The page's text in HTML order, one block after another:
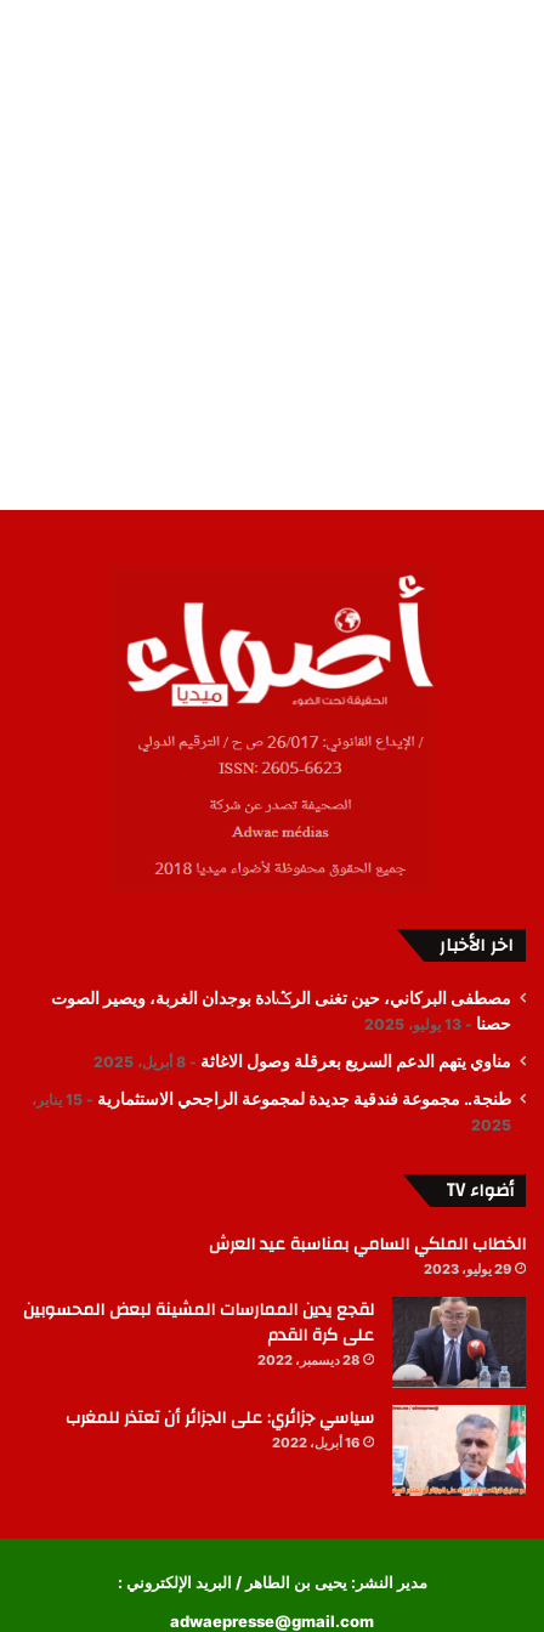
اخر الأخبار
مصطفى البركاني، حين تغنى الرݣادة بوجدان الغربة، ويصير الصوت
حصنا
13 يوليو، 2025
مناوي يتهم الدعم السريع بعرقلة وصول الاغاثة 8 أبريل، 2025
طنجة.. مجموعة فندقية جديدة لمجموعة الراجحي الاستثمارية
15 يناير،
2025
أضواء TV
الخطاب الملكي السامي بمناسبة عيد العرش
29 يوليو، 2023
لقجع يدين الممارسات المشينة لبعض المحسوبين
على كرة القدم
28 ديسمبر، 2022
سياسي جزائري: على الجزائر أن تعتذر للمغرب
16 أبريل، 2022
مدير النشر: يحيى بن الطاهر / البريد الإلكتروني :
adwaepresse@gmail.com